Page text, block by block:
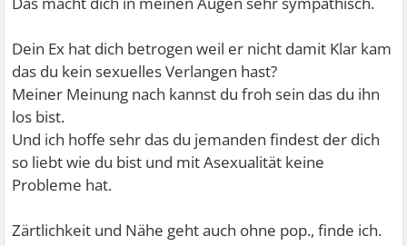
Dein Ex hat dich betrogen weil er nicht damit Klar kam
das du kein sexuelles Verlangen hast?
Meiner Meinung nach kannst du froh sein das du ihn
los bist.
Und ich hoffe sehr das du jemanden findest der dich
so liebt wie du bist und mit Asexualität keine
Probleme hat.
Zärtlichkeit und Nähe geht auch ohne pop., finde ich.